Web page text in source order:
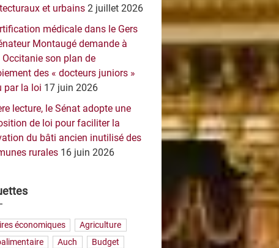
et urbains 2 juillet 2026
médicale dans le Gers
Montaugé demande à
Occitanie son plan de
des « docteurs juniors »
par la loi 17 juin 2026
lecture, le Sénat adopte une
de loi pour faciliter la
du bâti ancien inutilisé des
rurales 16 juin 2026
économiques
Agriculture
Auch
Budget